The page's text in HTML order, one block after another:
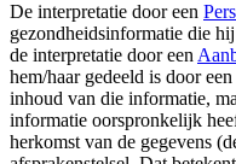
De interpretatie door een
gezondheidsinformatie die
de interpretatie door een
hem/haar gedeeld is door een
inhoud van die informatie,
informatie oorspronkelijk
herkomst van de gegevens